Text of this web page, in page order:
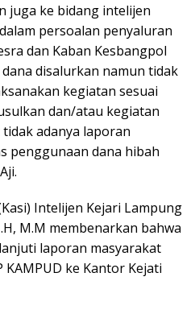
juga ke bidang intelijen
persoalan penyaluran
dan Kaban Kesbangpol
disalurkan namun tidak
kegiatan sesuai
dan/atau kegiatan
adanya laporan
penggunaan dana hibah
Intelijen Kejari Lampung
M.M membenarkan bahwa
laporan masyarakat
ke Kantor Kejati